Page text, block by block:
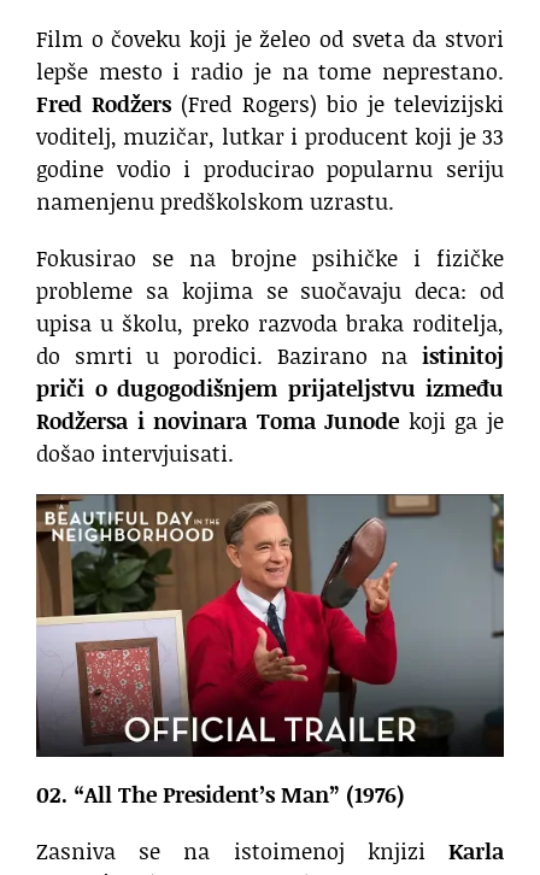
Film o čoveku koji je želeo od sveta da stvori
lepše mesto i radio je na tome neprestano.
Fred Rodžers (Fred Rogers) bio je televizijski
voditelj, muzičar, lutkar i producent koji je 33
godine vodio i producirao popularnu seriju
namenjenu predškolskom uzrastu.
Fokusirao se na brojne psihičke i fizičke
probleme sa kojima se suočavaju deca: od
upisa u školu, preko razvoda braka roditelja,
do smrti u porodici. Bazirano na istinitoj
priči o dugogodišnjem prijateljstvu između
Rodžersa i novinara Toma Junode koji ga je
došao intervjuisati.
02. “All The President’s Man” (1976)
Zasniva se na istoimenoj knjizi Karla